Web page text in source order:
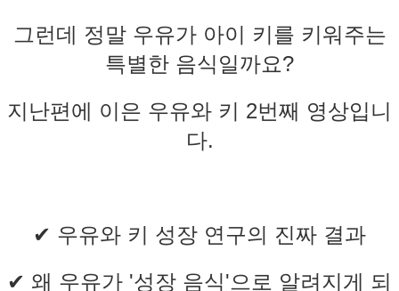
그런데 정말 우유가 아이 키를 키워주는
특별한 음식일까요?
지난편에 이은 우유와 키 2번째 영상입니
다.
✔ 우유와 키 성장 연구의 진짜 결과
✔ 왜 우유가 '성장 음식'으로 알려지게 되